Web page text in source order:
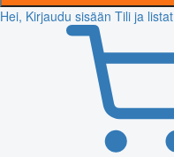
Hei, Kirjaudu sisään Tili ja listat